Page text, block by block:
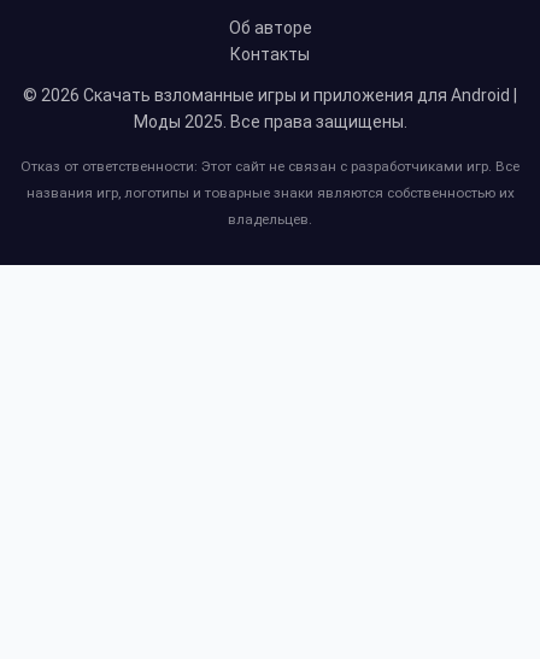
Об авторе
Контакты
© 2026 Скачать взломанные игры и приложения для Android |
Моды 2025. Все права защищены.
Отказ от ответственности: Этот сайт не связан с разработчиками игр. Все
названия игр, логотипы и товарные знаки являются собственностью их
владельцев.